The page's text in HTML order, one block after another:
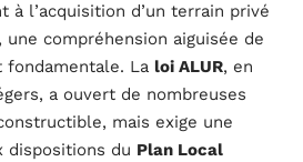
à l’acquisition d’un terrain privé
compréhension aiguisée de
La loi ALUR, en
a ouvert de nombreuses
mais exige une
dispositions du Plan Local